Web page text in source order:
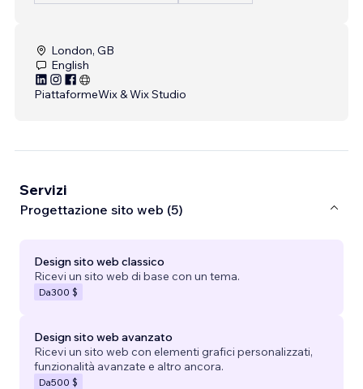
London, GB
English
PiattaformeWix & Wix Studio
Servizi
Progettazione sito web (5)
Design sito web classico
Ricevi un sito web di base con un tema.
Da300 $
Design sito web avanzato
Ricevi un sito web con elementi grafici personalizzati,
funzionalità avanzate e altro ancora.
Da500 $